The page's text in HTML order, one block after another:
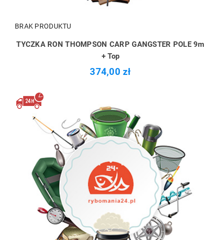
BRAK PRODUKTU
TYCZKA RON THOMPSON CARP GANGSTER POLE 9m
+ Top
374,00 zł